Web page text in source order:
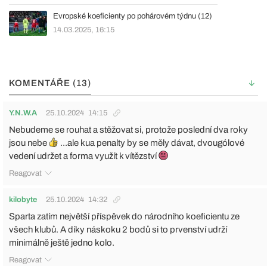
Evropské koeficienty po pohárovém týdnu (12)
14.03.2025, 16:15
KOMENTÁŘE (13)
Y.N.W.A 25.10.2024 14:15
Nebudeme se rouhat a stěžovat si, protože poslední dva roky
jsou nebe
...ale kua penalty by se měly dávat, dvougólové
vedení udržet a forma využít k vítězství
Reagovat
kilobyte 25.10.2024 14:32
Sparta zatím největší příspěvek do národního koeficientu ze
všech klubů. A díky náskoku 2 bodů si to prvenství udrží
minimálně ještě jedno kolo.
Reagovat